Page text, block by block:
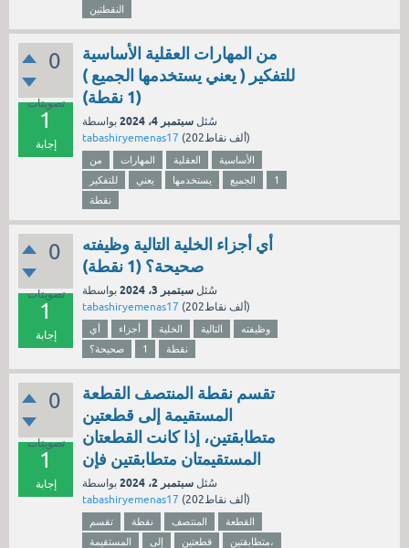
النقطتين
0
تصويتات
1
إجابة
من المهارات العقلية الأساسية
للتفكير ( يعني يستخدمها الجميع )
(1 نقطة)
سُئل سبتمبر 4، 2024
بواسطة
tabashiryemenas17 ( 202ألف نقاط)
من المهارات العقلية
الأساسية
للتفكير
يعني يستخدمها الجميع
1
نقطة
0
تصويتات
1
إجابة
أي أجزاء الخلية التالية وظيفته
صحيحة؟ (1 نقطة)
سُئل سبتمبر 3، 2024
بواسطة
tabashiryemenas17 ( 202ألف نقاط)
أي أجزاء الخلية التالية
وظيفته
صحيحة؟
1 نقطة
0
تصويتات
1
إجابة
تقسم نقطة المنتصف القطعة
المستقيمة إلى قطعتين
متطابقتين، إذا كانت القطعتان
المستقيمتان متطابقتين فإن
سُئل سبتمبر 2، 2024
بواسطة
tabashiryemenas17 ( 202ألف نقاط)
تقسم نقطة المنتصف
القطعة
المستقيمة
إلى قطعتين
متطابقتين،